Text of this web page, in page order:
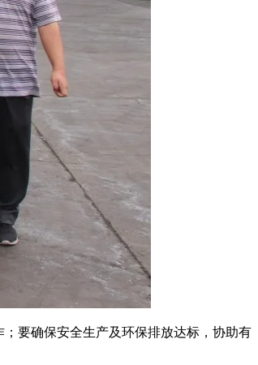
要确保安全生产及环保排放达标，协助有